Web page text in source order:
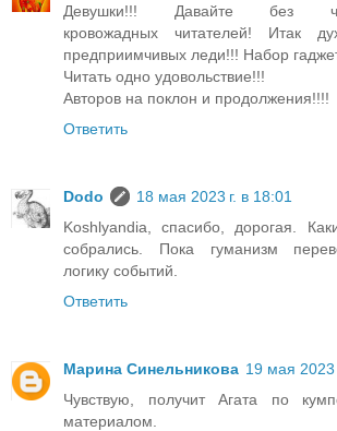
Девушки!!! Давайте без
кровожадных читателей! Итак
предприимчивых леди!!! Набор
Читать одно удовольствие!!!
Авторов на поклон и продолжения!!!!
Ответить
Dodo
18 мая 2023 г. в 18:01
Koshlyandia, спасибо, дорогая.
собрались. Пока гуманизм
логику событий.
Ответить
Марина Синельникова 19 мая 2023
Чувствую, получит Агата по
материалом.